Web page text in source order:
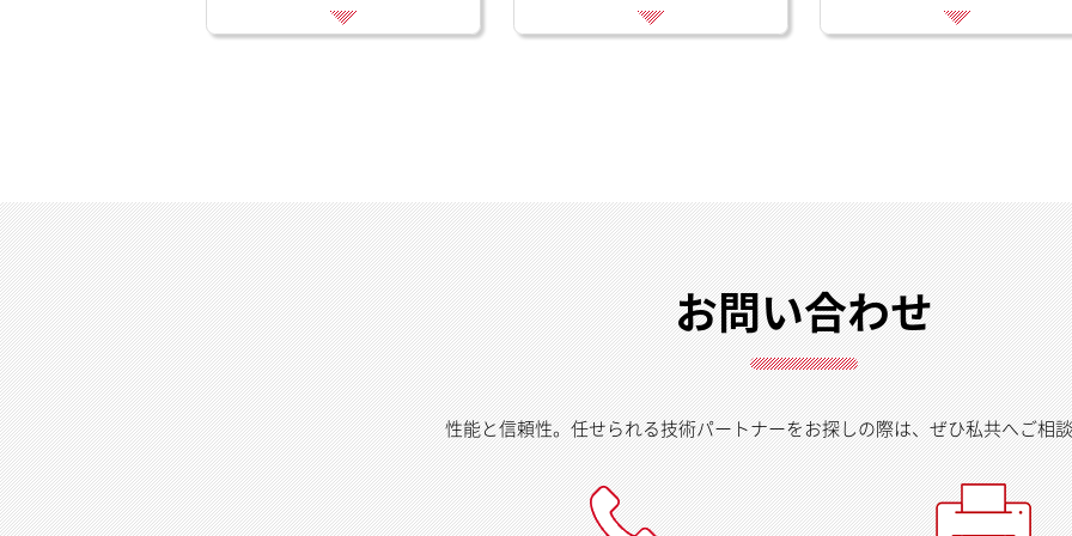
お問い合わせ
性能と信頼性。任せられる技術パートナーをお探しの際は、ぜひ私共へご相